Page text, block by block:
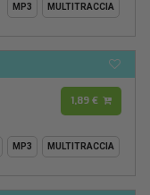
MP3 MULTITRACCIA
1,89 €
MP3 MULTITRACCIA